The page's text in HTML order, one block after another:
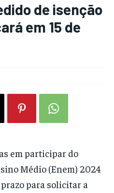
de isenção
em 15 de
em participar do
Médio (Enem) 2024
para solicitar a